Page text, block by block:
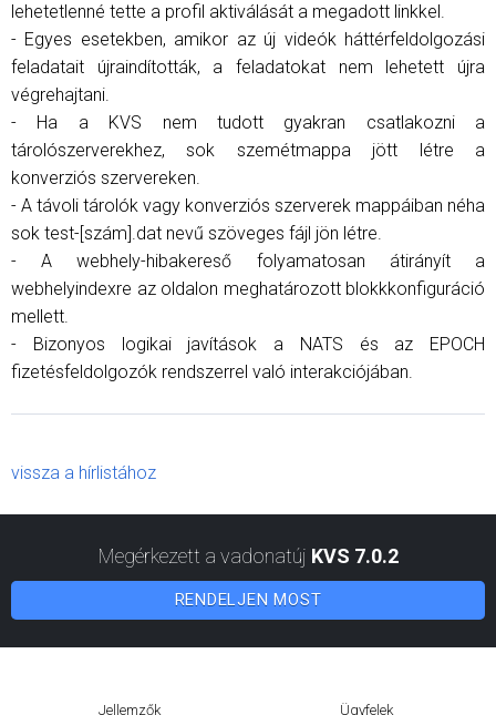
lehetetlenné tette a profil aktiválását a megadott linkkel.
- Egyes esetekben, amikor az új videók háttérfeldolgozási
feladatait újraindították, a feladatokat nem lehetett újra
végrehajtani.
- Ha a KVS nem tudott gyakran csatlakozni a
tárolószerverekhez, sok szemétmappa jött létre a
konverziós szervereken.
- A távoli tárolók vagy konverziós szerverek mappáiban néha
sok test-[szám].dat nevű szöveges fájl jön létre.
- A webhely-hibakereső folyamatosan átirányít a
webhelyindexre az oldalon meghatározott blokkkonfiguráció
mellett.
- Bizonyos logikai javítások a NATS és az EPOCH
fizetésfeldolgozók rendszerrel való interakciójában.
vissza a hírlistához
Megérkezett a vadonatúj KVS 7.0.2
RENDELJEN MOST
Jellemzők Ügyfelek